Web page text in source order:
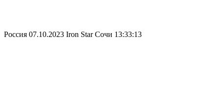
Россия 07.10.2023 Iron Star Сочи 13:33:13